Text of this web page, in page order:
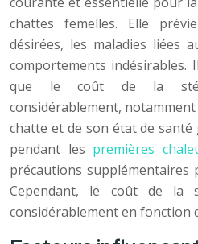
chattes femelles. Elle
désirées, les maladies liées
comportements
que le coût de la
considérablement,
chatte et de son état de
pendant les premières
précautions supplémentaires
Cependant, le coût de la
considérablement en fonction